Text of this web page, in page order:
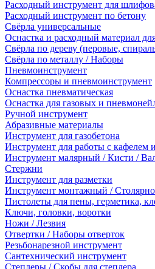
Расходный инструмент для
Расходный инструмент по бетону
Свёрла универсальные
Оснастка и расходный материал
Свёрла по дереву (перовые,
Свёрла по металлу / Наборы
Пневмоинструмент
Компрессоры и пневмоинструмент
Оснастка пневматическая
Оснастка для газовых и
Ручной инструмент
Абразивные материалы
Инструмент для газобетона
Инструмент для работы с кафелем
Инструмент малярный / Кисти /
Стержни
Инструмент для разметки
Инструмент монтажный /
Пистолеты для пены, герметика,
Ключи, головки, воротки
Ножи / Лезвия
Отвертки / Наборы отверток
Резьбонарезной инструмент
Сантехнический инструмент
Степлеры / Скобы для степлера